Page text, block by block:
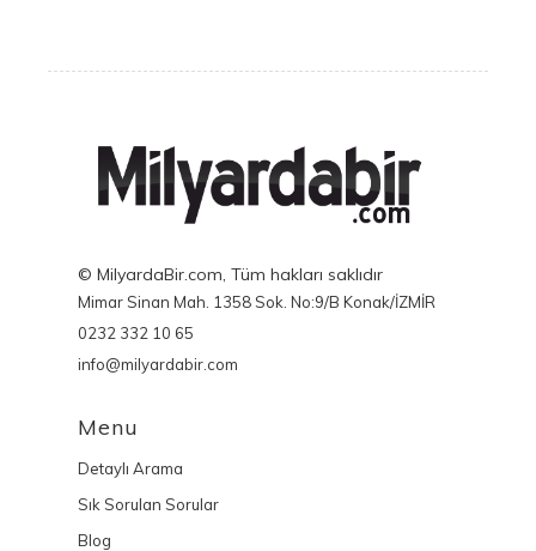
© MilyardaBir.com, Tüm hakları saklıdır
Mimar Sinan Mah. 1358 Sok. No:9/B Konak/İZMİR
0232 332 10 65
info@milyardabir.com
Menu
Detaylı Arama
Sık Sorulan Sorular
Blog